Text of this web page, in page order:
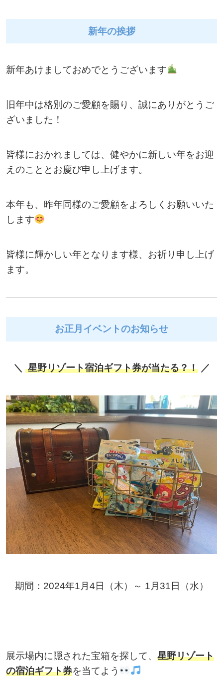
新年の挨拶
新年あけましておめでとうございます
旧年中は格別のご愛顧を賜り、誠にありがとうご
ざいました！
皆様におかれましては、健やかに新しい年をお迎
えのこととお慶び申し上げます。
本年も、昨年同様のご愛顧をよろしくお願いいた
します
皆様に輝かしい年となります様、お祈り申し上げ
ます。
お正月イベントのお知らせ
＼ 星野リゾート宿泊ギフト券が当たる？！／
期間：2024年1月4日（木）～ 1月31日（水）
展示場内に隠された宝箱を探して、 星野リゾート
の宿泊ギフト券を当てよう